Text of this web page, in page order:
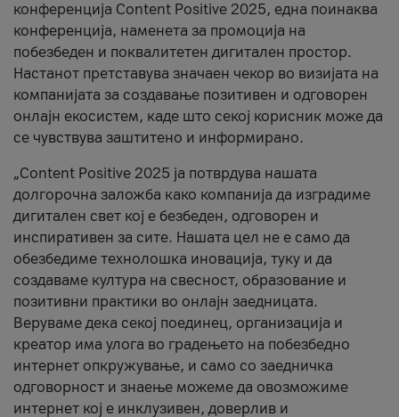
конференција Content Positive 2025, една поинаква
конференција, наменета за промоција на
побезбеден и поквалитетен дигитален простор.
Настанот претставува значаен чекор во визијата на
компанијата за создавање позитивен и одговорен
онлајн екосистем, каде што секој корисник може да
се чувствува заштитено и информирано.
„Content Positive 2025 ја потврдува нашата
долгорочна заложба како компанија да изградиме
дигитален свет кој е безбеден, одговорен и
инспиративен за сите. Нашата цел не е само да
обезбедиме технолошка иновација, туку и да
создаваме култура на свесност, образование и
позитивни практики во онлајн заедницата.
Веруваме дека секој поединец, организација и
креатор има улога во градењето на побезбедно
интернет опкружување, и само со заедничка
одговорност и знаење можеме да овозможиме
интернет кој е инклузивен, доверлив и